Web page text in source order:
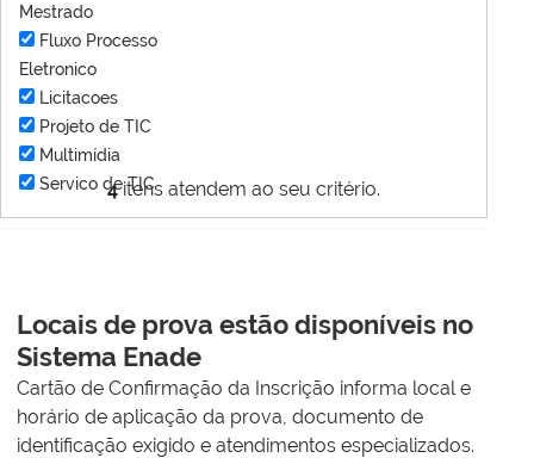
4itens atendem ao seu critério.
Mestrado
Fluxo Processo
Eletronico
Licitacoes
Projeto de TIC
Multimídia
Servico de TIC
Locais de prova estão disponíveis no
Sistema Enade
Cartão de Confirmação da Inscrição informa local e
horário de aplicação da prova, documento de
identificação exigido e atendimentos especializados.